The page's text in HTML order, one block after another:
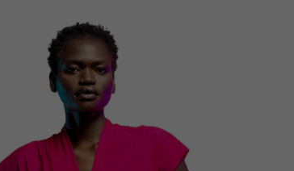
sowie der Personalisierung und der
i.S.d. DSGVO bieten, verarbeitet werden